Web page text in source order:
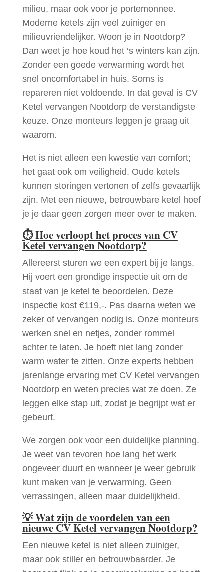
milieu, maar ook voor je portemonnee.
Moderne ketels zijn veel zuiniger en
milieuvriendelijker. Woon je in Nootdorp?
Dan weet je hoe koud het ‘s winters kan zijn.
Zonder een goede verwarming wordt het
snel oncomfortabel in huis. Soms is
repareren niet voldoende. In dat geval is CV
Ketel vervangen Nootdorp de verstandigste
keuze. Onze monteurs leggen je graag uit
waarom.
Het is niet alleen een kwestie van comfort;
het gaat ook om veiligheid. Oude ketels
kunnen storingen vertonen of zelfs gevaarlijk
zijn. Met een nieuwe, betrouwbare ketel hoef
je je daar geen zorgen meer over te maken.
⏱Hoe verloopt het proces van CV
Ketel vervangen Nootdorp?
Allereerst sturen we een expert bij je langs.
Hij voert een grondige inspectie uit om de
staat van je ketel te beoordelen. Deze
inspectie kost €119,-. Pas daarna weten we
zeker of vervangen nodig is. Onze monteurs
werken snel en netjes, zonder rommel
achter te laten. Je hoeft niet lang zonder
warm water te zitten. Onze experts hebben
jarenlange ervaring met CV Ketel vervangen
Nootdorp en weten precies wat ze doen. Ze
leggen elke stap uit, zodat je begrijpt wat er
gebeurt.
We zorgen ook voor een duidelijke planning.
Je weet van tevoren hoe lang het werk
ongeveer duurt en wanneer je weer gebruik
kunt maken van je verwarming. Geen
verrassingen, alleen maar duidelijkheid.
💡Wat zijn de voordelen van een
nieuwe CV Ketel vervangen Nootdorp?
Een nieuwe ketel is niet alleen zuiniger,
maar ook stiller en betrouwbaarder. Je